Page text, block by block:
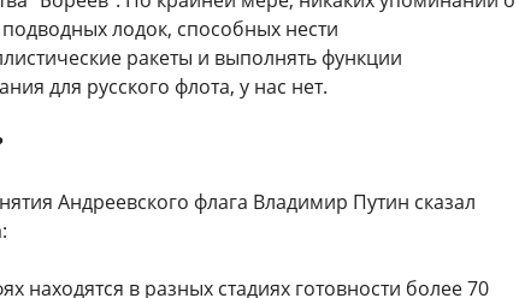
лодок, способных нести
ракеты и выполнять функции
для русского флота, у нас нет.
Андреевского флага Владимир Путин сказал
находятся в разных стадиях готовности более 70